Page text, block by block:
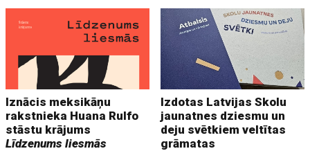
Iznācis meksikāņu
rakstnieka Huana Rulfo
stāstu krājums
Līdzenums liesmās
Izdotas Latvijas Skolu
jaunatnes dziesmu un
deju svētkiem veltītas
grāmatas